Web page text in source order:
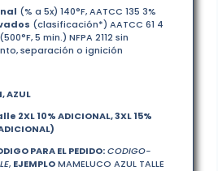
(% a 5x) 140°F, AATCC 135 3%
(clasificación*) AATCC 61 4
(500°F, 5 min.) NFPA 2112 sin
separación o ignición
AZUL
2XL 10% ADICIONAL, 3XL 15%
PARA EL PEDIDO:CODIGO-
, EJEMPLOMAMELUCO AZUL TALLE